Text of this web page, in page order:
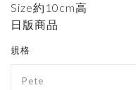
Size約10cm高
日版商品
規格
Pete